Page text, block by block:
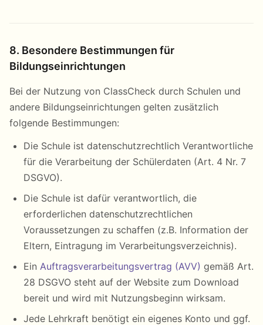
8. Besondere Bestimmungen für
Bildungseinrichtungen
Bei der Nutzung von ClassCheck durch Schulen und
andere Bildungseinrichtungen gelten zusätzlich
folgende Bestimmungen:
Die Schule ist datenschutzrechtlich Verantwortliche
für die Verarbeitung der Schülerdaten (Art. 4 Nr. 7
DSGVO).
Die Schule ist dafür verantwortlich, die
erforderlichen datenschutzrechtlichen
Voraussetzungen zu schaffen (z.B. Information der
Eltern, Eintragung im Verarbeitungsverzeichnis).
Ein Auftragsverarbeitungsvertrag (AVV) gemäß Art.
28 DSGVO steht auf der Website zum Download
bereit und wird mit Nutzungsbeginn wirksam.
Jede Lehrkraft benötigt ein eigenes Konto und ggf.